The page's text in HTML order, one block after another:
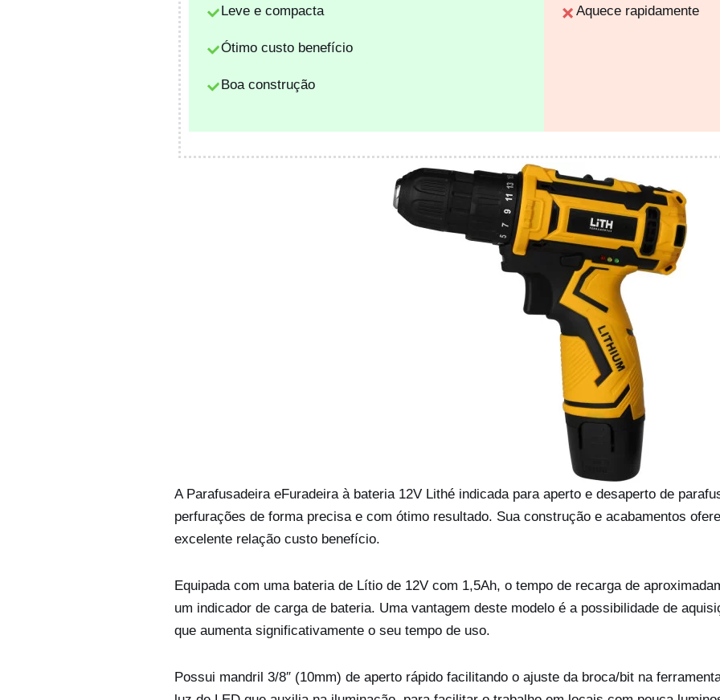
Leve e compacta
Ótimo custo benefício
Boa construção
Aquece rapidamente
A Parafusadeira eFuradeira à bateria 12V Lithé indicada para aperto e desaperto de
perfurações de forma precisa e com ótimo resultado. Sua construção e acabamentos
excelente relação custo benefício.
Equipada com uma bateria de Lítio de 12V com 1,5Ah, o tempo de recarga de
um indicador de carga de bateria. Uma vantagem deste modelo é a possibilidade de
que aumenta significativamente o seu tempo de uso.
Possui mandril 3/8″ (10mm) de aperto rápido facilitando o ajuste da broca/bit na